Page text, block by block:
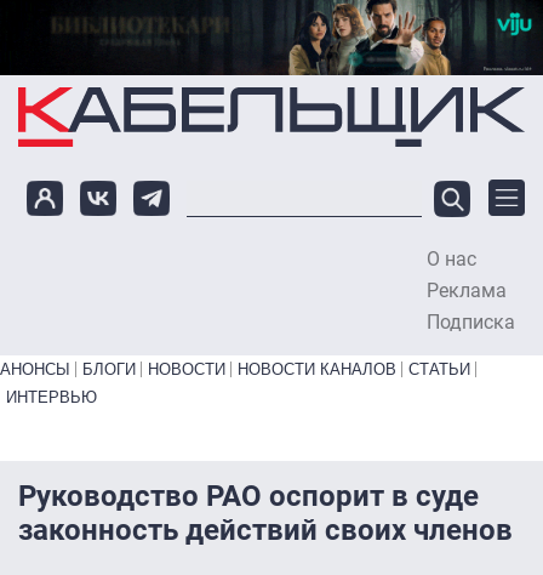
Перейти к основному содержанию
О нас
Реклама
Подписка
Primary links bottom
АНОНСЫ БЛОГИ НОВОСТИ НОВОСТИ КАНАЛОВ
СТАТЬИ
ИНТЕРВЬЮ
Руководство РАО оспорит в суде
законность действий своих членов